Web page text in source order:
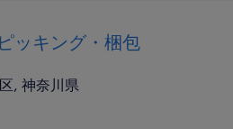
ッキング・梱包
, 神奈川県